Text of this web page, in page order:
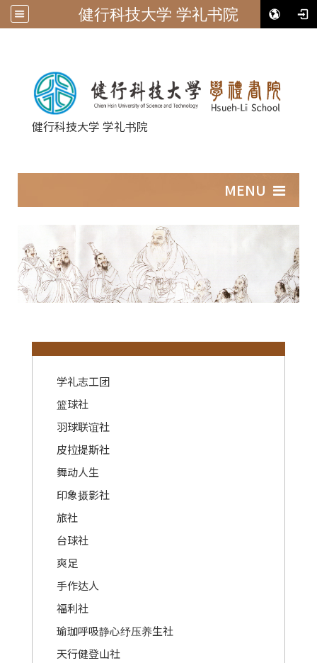
健行科技大学 学礼书院
健行科技大学 学礼书院
MENU
学礼志工团
篮球社
羽球联谊社
皮拉提斯社
舞动人生
印象摄影社
旅社
台球社
爽足
手作达人
福利社
瑜珈呼吸静心纾压养生社
天行健登山社